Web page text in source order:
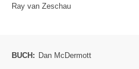
Ray van Zeschau
BUCH: Dan McDermott